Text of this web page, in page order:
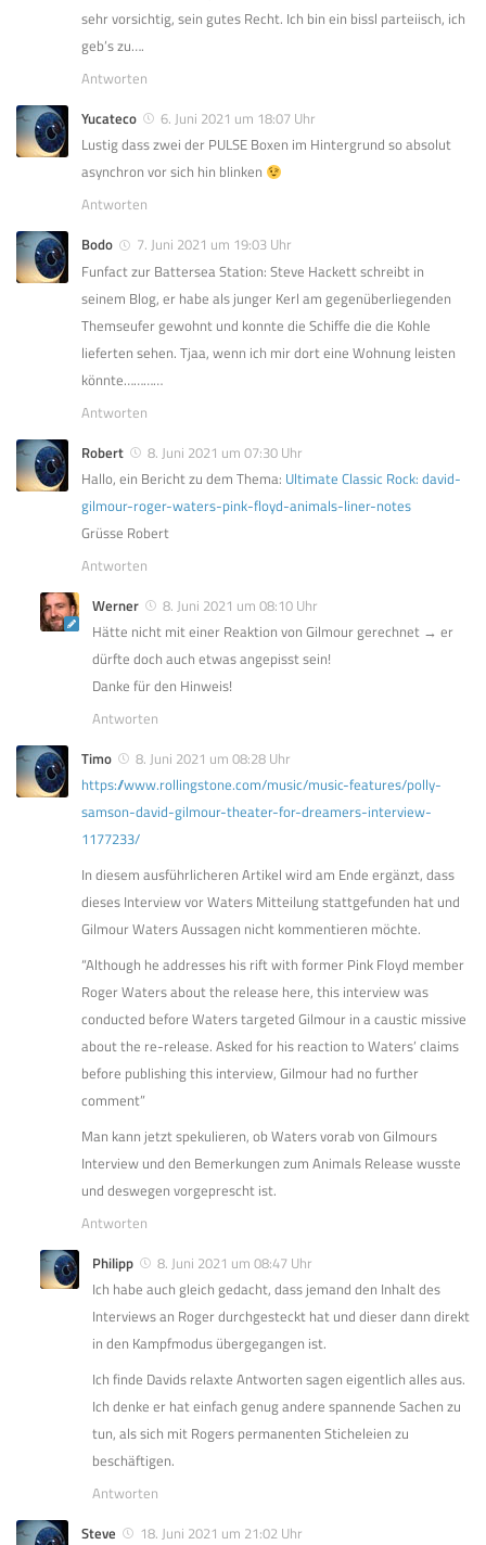
sehr vorsichtig, sein gutes Recht. Ich bin ein bissl parteiisch, ich
geb’s zu….
Antworten
Yucateco
6. Juni 2021 um 18:07 Uhr
Lustig dass zwei der PULSE Boxen im Hintergrund so absolut
asynchron vor sich hin blinken
Antworten
Bodo
7. Juni 2021 um 19:03 Uhr
Funfact zur Battersea Station: Steve Hackett schreibt in
seinem Blog, er habe als junger Kerl am gegenüberliegenden
Themseufer gewohnt und konnte die Schiffe die die Kohle
lieferten sehen. Tjaa, wenn ich mir dort eine Wohnung leisten
könnte…………
Antworten
Robert
8. Juni 2021 um 07:30 Uhr
Hallo, ein Bericht zu dem Thema: Ultimate Classic Rock: david-
gilmour-roger-waters-pink-floyd-animals-liner-notes
Grüsse Robert
Antworten
Werner
8. Juni 2021 um 08:10 Uhr
Hätte nicht mit einer Reaktion von Gilmour gerechnet → er
dürfte doch auch etwas angepisst sein!
Danke für den Hinweis!
Antworten
Timo
8. Juni 2021 um 08:28 Uhr
https://www.rollingstone.com/music/music-features/polly-
samson-david-gilmour-theater-for-dreamers-interview-
1177233/
In diesem ausführlicheren Artikel wird am Ende ergänzt, dass
dieses Interview vor Waters Mitteilung stattgefunden hat und
Gilmour Waters Aussagen nicht kommentieren möchte.
“Although he addresses his rift with former Pink Floyd member
Roger Waters about the release here, this interview was
conducted before Waters targeted Gilmour in a caustic missive
about the re-release. Asked for his reaction to Waters’ claims
before publishing this interview, Gilmour had no further
comment”
Man kann jetzt spekulieren, ob Waters vorab von Gilmours
Interview und den Bemerkungen zum Animals Release wusste
und deswegen vorgeprescht ist.
Antworten
Philipp
8. Juni 2021 um 08:47 Uhr
Ich habe auch gleich gedacht, dass jemand den Inhalt des
Interviews an Roger durchgesteckt hat und dieser dann direkt
in den Kampfmodus übergegangen ist.
Ich finde Davids relaxte Antworten sagen eigentlich alles aus.
Ich denke er hat einfach genug andere spannende Sachen zu
tun, als sich mit Rogers permanenten Sticheleien zu
beschäftigen.
Antworten
Steve
18. Juni 2021 um 21:02 Uhr